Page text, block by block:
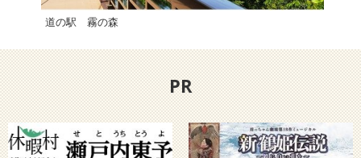
道の駅 霧の森
PR